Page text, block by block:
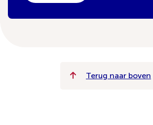
Terug naar boven